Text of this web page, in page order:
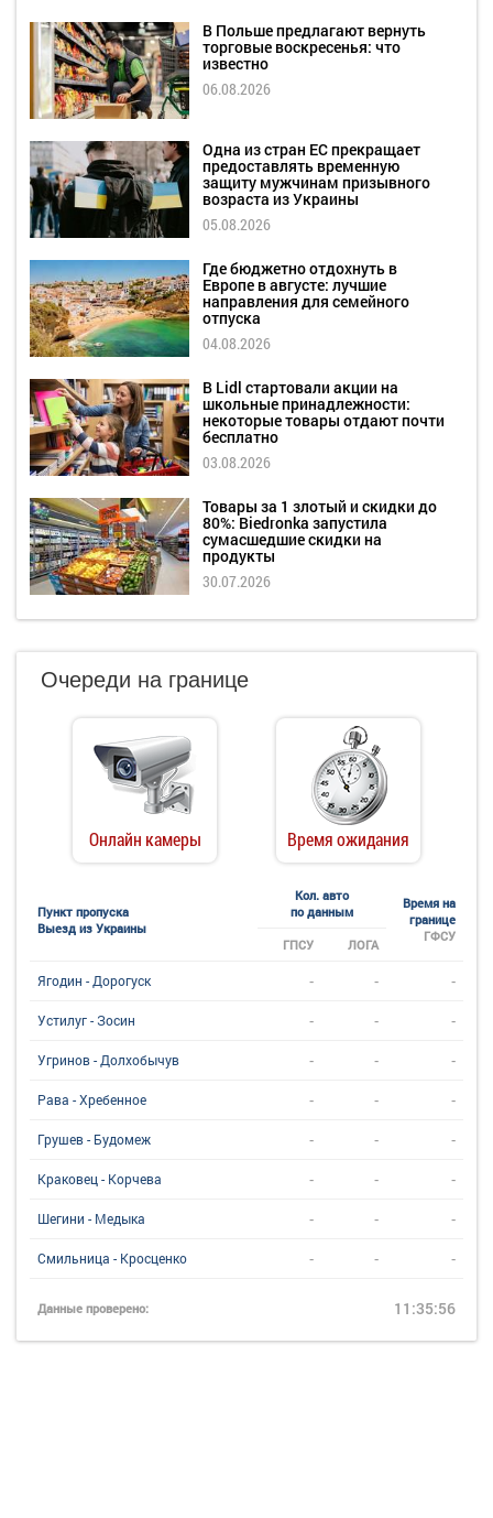
В Польше предлагают вернуть
торговые воскресенья: что
известно
06.08.2026
Одна из стран ЕС прекращает
предоставлять временную
защиту мужчинам призывного
возраста из Украины
05.08.2026
Где бюджетно отдохнуть в
Европе в августе: лучшие
направления для семейного
отпуска
04.08.2026
В Lidl стартовали акции на
школьные принадлежности:
некоторые товары отдают почти
бесплатно
03.08.2026
Товары за 1 злотый и скидки до
80%: Biedronka запустила
сумасшедшие скидки на
продукты
30.07.2026
Очереди на границе
Онлайн камеры Время ожидания
Пункт пропуска
Выезд из Украины
Кол. авто
по данным
Время на
границе
ГФСУ
ГПСУ ЛОГА
Ягодин - Дорогуск - - -
Устилуг - Зосин - - -
Угринов - Долхобычув - - -
Рава - Хребенное - - -
Грушев - Будомеж - - -
Краковец - Корчева - - -
Шегини - Медыка - - -
Смильница - Кросценко - - -
Данные проверено: 11:35:56